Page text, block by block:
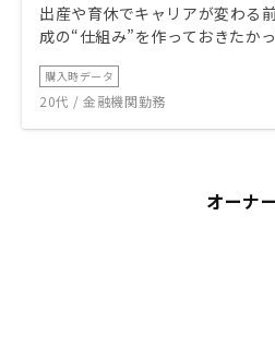
出産や育休でキャリアが変わる
成の“仕組み”を作っておきたかっ
購入時データ
20代 / 金融機関勤務
オーナ